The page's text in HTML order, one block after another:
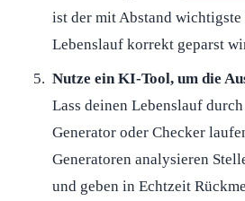
ist der mit Abstand
Lebenslauf korrekt geparst
Nutze ein KI-Tool, um die
Lass deinen Lebenslauf
Generator oder Checker
Generatoren analysieren
und geben in Echtzeit